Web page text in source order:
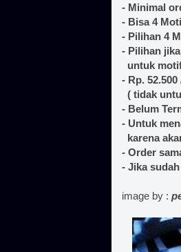
- Minimal
- Bisa 4
- Pilihan 4
- Pilihan
untuk
- Rp.
( tidak
- Belum
- Untuk
karena
- Order
- Jika
image by :